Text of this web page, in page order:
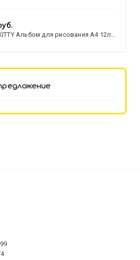
Альбом для рисования А4 12л.